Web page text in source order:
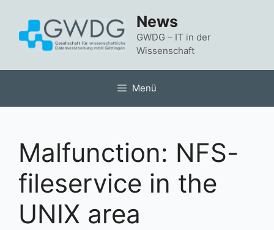
springen
News
GWDG – IT in der
Wissenschaft
Menü
Malfunction: NFS-
fileservice in the
UNIX area